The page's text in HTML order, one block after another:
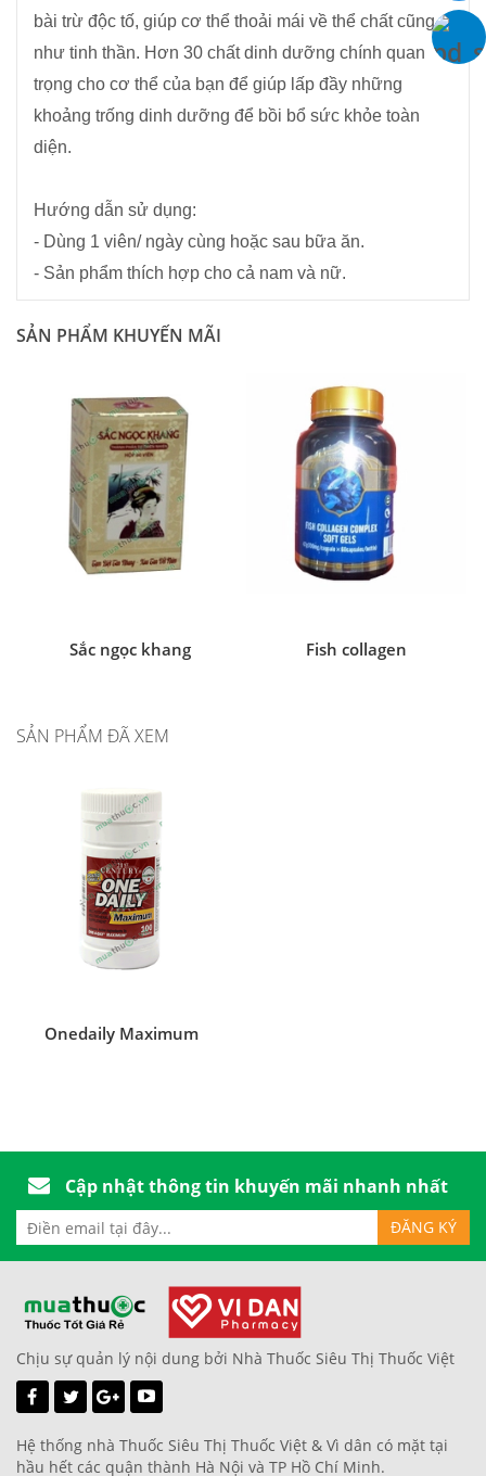
bài trừ độc tố, giúp cơ thể thoải mái về thể chất cũng
như tinh thần. Hơn 30 chất dinh dưỡng chính quan
trọng cho cơ thể của bạn để giúp lấp đầy những
khoảng trống dinh dưỡng để bồi bổ sức khỏe toàn
diện.
Hướng dẫn sử dụng:
- Dùng 1 viên/ ngày cùng hoặc sau bữa ăn.
- Sản phẩm thích hợp cho cả nam và nữ.
SẢN PHẨM KHUYẾN MÃI
Sắc ngọc khang Fish collagen
SẢN PHẨM ĐÃ XEM
Onedaily Maximum
Cập nhật thông tin khuyến mãi nhanh nhất
Chịu sự quản lý nội dung bởi Nhà Thuốc Siêu Thị Thuốc Việt
Hệ thống nhà Thuốc Siêu Thị Thuốc Việt & Vì dân có mặt tại
hầu hết các quận thành Hà Nội và TP Hồ Chí Minh.